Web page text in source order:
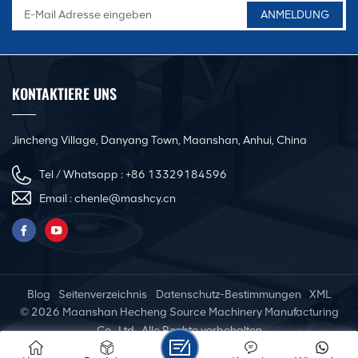
KONTAKTIERE UNS
Jincheng Village, Danyang Town, Maanshan, Anhui, China
Tel / Whatsapp :+86 13329184596
Email :chenle@mashcy.cn
Blog Seitenverzeichnis Datenschutz-Bestimmungen
XML
© 2026 Maanshan Hecheng Source Machinery Manufacturing
Co., Ltd. .Alle Rechte vorbehalten
IPv6-Netzwerk unterstützt